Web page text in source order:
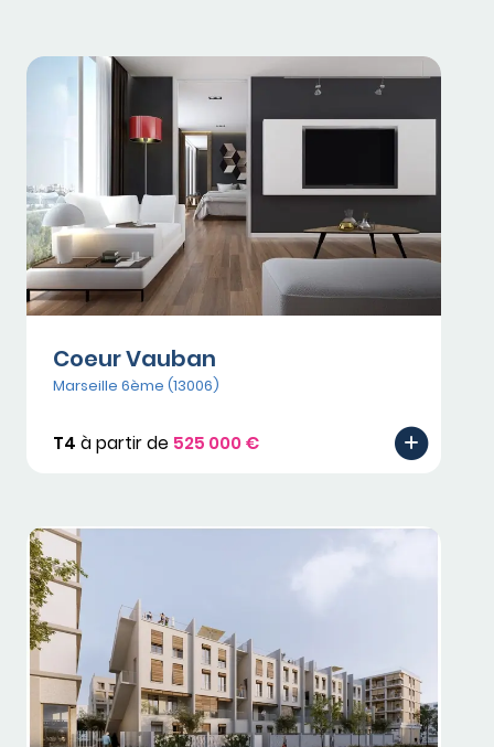
Coeur Vauban
Marseille 6ème (13006)
T4 à partir de 525 000 €